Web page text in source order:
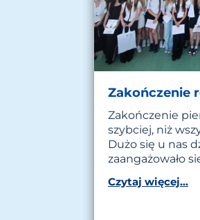
Zakończenie
Zakończenie
szybciej, niż
Dużo się u nas
zaangażowało
Czytaj więcej...